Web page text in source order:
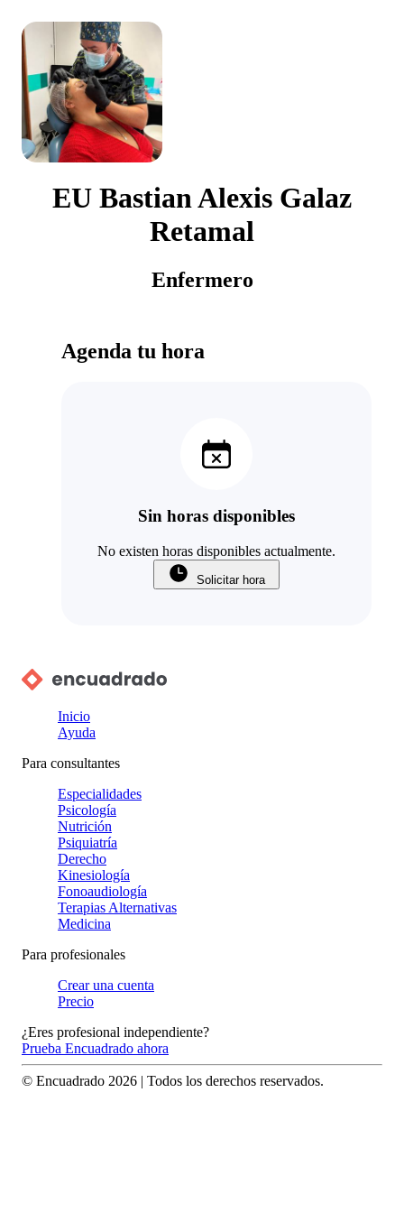
EU Bastian Alexis Galaz
Retamal
Enfermero
Agenda tu hora
Sin horas disponibles
No existen horas disponibles actualmente.
Solicitar hora
Inicio
Ayuda
Para consultantes
Especialidades
Psicología
Nutrición
Psiquiatría
Derecho
Kinesiología
Fonoaudiología
Terapias Alternativas
Medicina
Para profesionales
Crear una cuenta
Precio
¿Eres profesional independiente?
Prueba Encuadrado ahora
© Encuadrado 2026 | Todos los derechos reservados.